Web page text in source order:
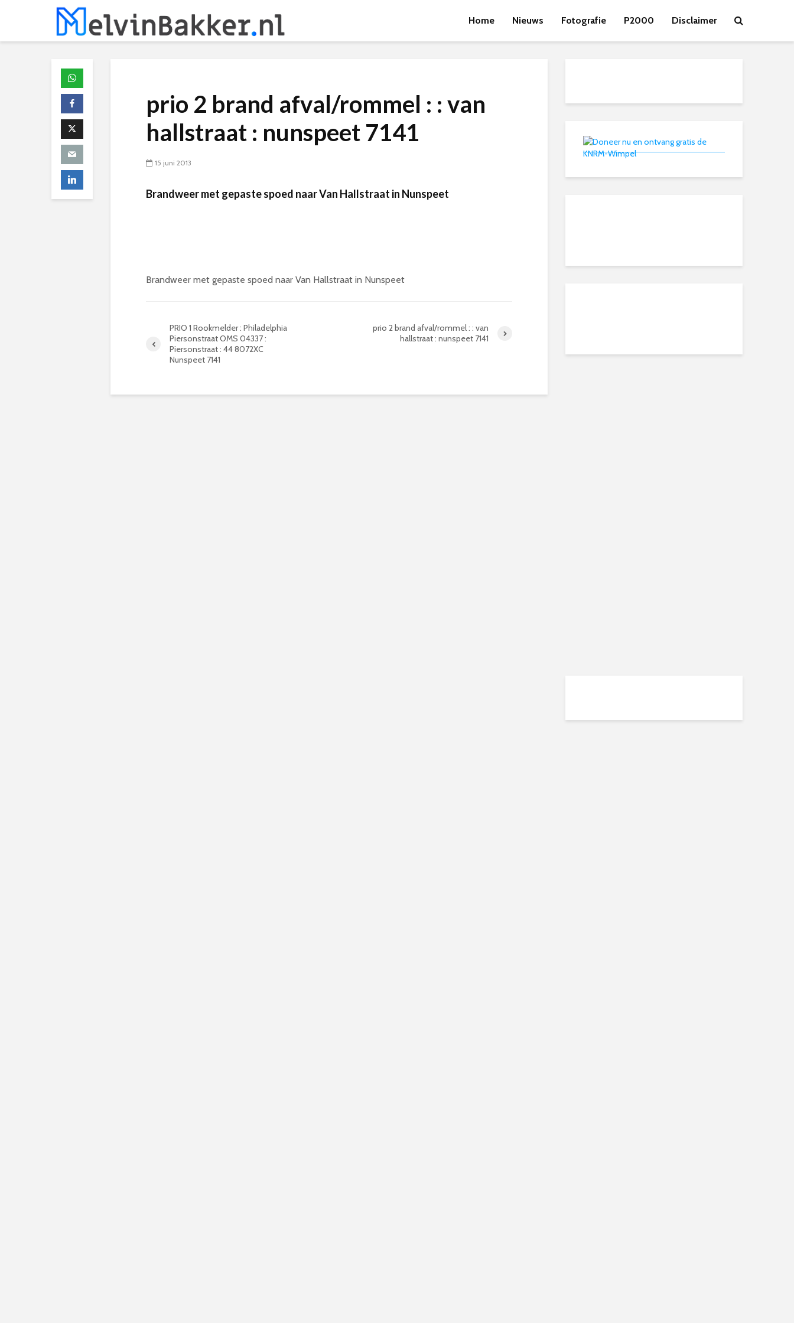
Home Nieuws Fotografie P2000 Disclaimer
prio 2 brand afval/rommel : : van
hallstraat : nunspeet 7141
15 juni 2013
Brandweer met gepaste spoed naar Van Hallstraat in Nunspeet
Brandweer met gepaste spoed naar Van Hallstraat in Nunspeet
PRIO 1 Rookmelder : Philadelphia
Piersonstraat OMS 04337 :
Piersonstraat : 44 8072XC
Nunspeet 7141
prio 2 brand afval/rommel : : van
hallstraat : nunspeet 7141